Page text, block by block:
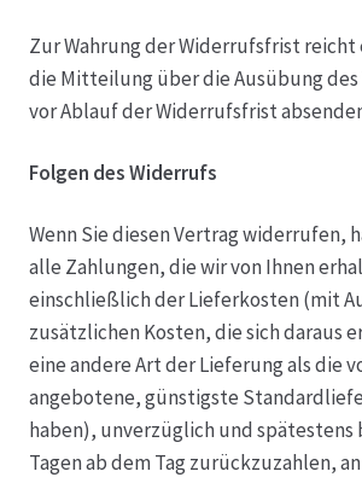
Zur Wahrung der Widerrufsfrist reicht
die Mitteilung über die Ausübung
vor Ablauf der Widerrufsfrist
Folgen des Widerrufs
Wenn Sie diesen Vertrag widerrufen,
alle Zahlungen, die wir von Ihnen
einschließlich der Lieferkosten (mit
zusätzlichen Kosten, die sich daraus
eine andere Art der Lieferung als die
angebotene, günstigste
haben), unverzüglich und spätestens
Tagen ab dem Tag zurückzuzahlen,